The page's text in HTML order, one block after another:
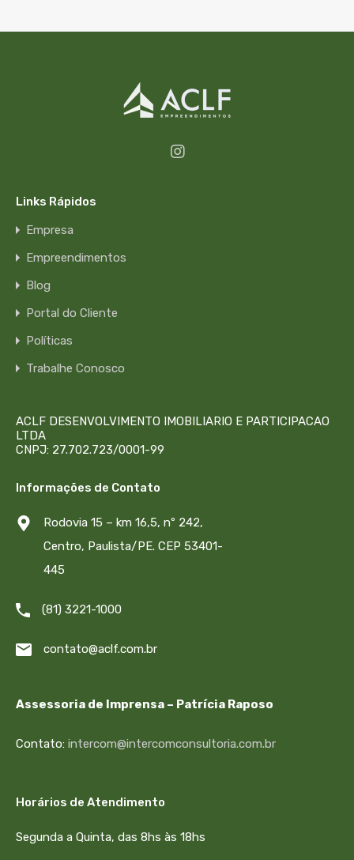
Links Rápidos
Empresa
Empreendimentos
Blog
Portal do Cliente
Políticas
Trabalhe Conosco
ACLF DESENVOLVIMENTO IMOBILIARIO E PARTICIPACAO
LTDA
CNPJ: 27.702.723/0001-99
Informações de Contato
Rodovia 15 – km 16,5, nº 242,
Centro, Paulista/PE. CEP 53401-
445
(81) 3221-1000
contato@aclf.com.br
Assessoria de Imprensa – Patrícia Raposo
Contato: intercom@intercomconsultoria.com.br
Horários de Atendimento
Segunda a Quinta, das 8hs às 18hs